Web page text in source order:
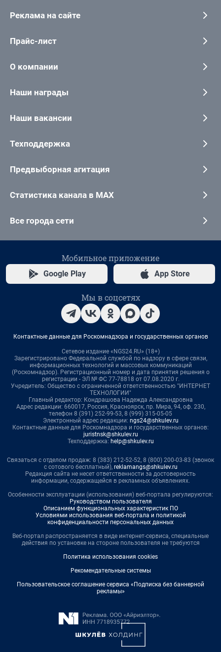
Реклама на сайте
Прайс-лист
О компании
Наши награды
Наши вакансии
Техподдержка
Предвыборная агитация
Статистика канала в MAX
Все города сети
Мобильное приложение
Google Play App Store
Мы в соцсетях
Контактные данные для Роскомнадзора и государственных органов
Сетевое издание «NGS24.RU» (18+)
Зарегистрировано Федеральной службой по надзору в сфере связи,
информационных технологий и массовых коммуникаций
(Роскомнадзор). Регистрационный номер и дата принятия решения о
регистрации - ЭЛ № ФС 77-78818 от 07.08.2020 г.
Учредитель: Общество с ограниченной ответственностью "ИНТЕРНЕТ
ТЕХНОЛОГИИ"
Главный редактор: Кондрашова Надежда Александровна
Адрес редакции: 660017, Россия, Красноярск, пр. Мира, 94, оф. 230,
телефон 8 (391) 252-99-53, 8 (999) 315-05-05
Электронный адрес редакции: ngs24@shkulev.ru
Контактные данные для Роскомнадзора и государственных органов:
juristnsk@shkulev.ru
Техподдержка: help@shkulev.ru
Связаться с отделом продаж: 8 (383) 212-52-52, 8 (800) 200-03-83 (звонок
с сотового бесплатный), reklamangs@shkulev.ru
Редакция сайта не несет ответственности за достоверность
информации, содержащейся в рекламных объявлениях.
Особенности эксплуатации (использования) веб-портала регулируются:
Руководством пользователя
Описанием функциональных характеристик ПО
Условиями использования веб-портала и политикой
конфиденциальности персональных данных
Веб-портал распространяется в виде интернет-сервиса, специальные
действия по установке на стороне пользователя не требуются
Политика использования cookies
Рекомендательные системы
Пользовательское соглашение сервиса «Подписка без баннерной
рекламы»